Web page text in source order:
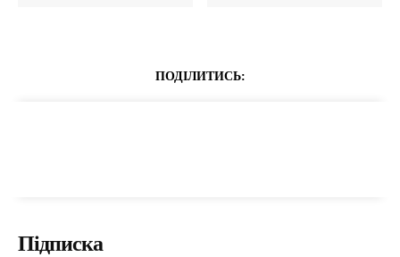
ПОДІЛИТИСЬ:
Підписка